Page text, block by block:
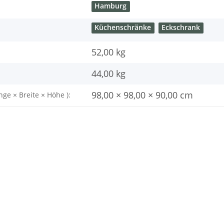
Hamburg
Küchenschränke Eckschrank
52,00 kg
44,00 kg
× Breite × Höhe ): 98,00 × 98,00 × 90,00 cm